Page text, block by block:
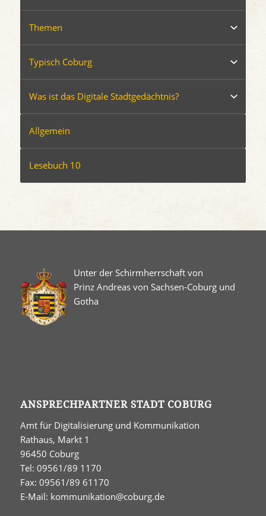
Themen
Typisch Coburg
Was ist das Digitale Stadtgedächtnis?
Allgemein
Lesebuch 10
Unter der Schirmherrschaft von
Prinz Andreas von Sachsen-Coburg und
Gotha
ANSPRECHPARTNER STADT COBURG
Amt für Digitalisierung und Kommunikation
Rathaus, Markt 1
96450 Coburg
Tel: 09561/89 1170
Fax: 09561/89 61170
E-Mail: kommunikation@coburg.de